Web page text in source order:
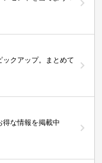
ックアップ。まとめて
得な情報を掲載中